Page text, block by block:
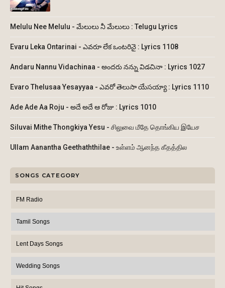
Melulu Nee Melulu - మేలులు నీ మేలులు : Telugu Lyrics
Evaru Leka Ontarinai - ఎవరూ లేక ఒంటరినై : Lyrics 1108
Andaru Nannu Vidachinaa - అందరు నన్ను విడచినా : Lyrics 1027
Evaro Thelusaa Yesayyaa - ఎవరో తెలుసా యేసయ్యా : Lyrics 1110
Ade Ade Aa Roju - అదే అదే ఆ రోజు : Lyrics 1010
Siluvai Mithe Thongkiya Yesu - சிலுவை மீதே தொங்கிய இயேச
Ullam Aanantha Geethaththilae - உள்ளம் ஆனந்த கீதத்தில
SONGS CATEGORY
FM Radio
Tamil Songs
Lent Days Songs
Wedding Songs